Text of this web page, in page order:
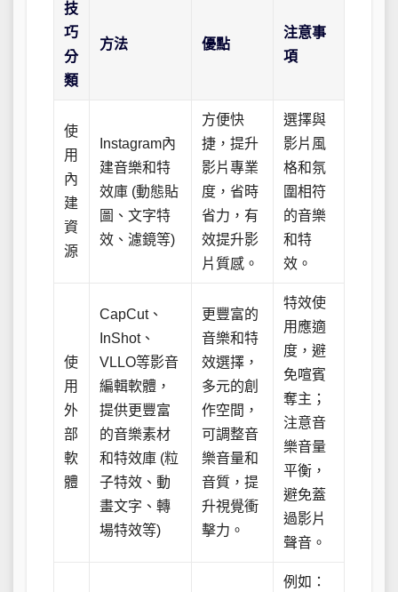
技
巧
分
類
方法 優點
注意事
項
使
用
內
建
資
源
Instagram內
建音樂和特
效庫 (動態貼
圖、文字特
效、濾鏡等)
方便快
捷，提升
影片專業
度，省時
省力，有
效提升影
片質感。
選擇與
影片風
格和氛
圍相符
的音樂
和特
效。
使
用
外
部
軟
體
CapCut、
InShot、
VLLO等影音
編輯軟體，
提供更豐富
的音樂素材
和特效庫 (粒
子特效、動
畫文字、轉
場特效等)
更豐富的
音樂和特
效選擇，
多元的創
作空間，
可調整音
樂音量和
音質，提
升視覺衝
擊力。
特效使
用應適
度，避
免喧賓
奪主；
注意音
樂音量
平衡，
避免蓋
過影片
聲音。
例如：